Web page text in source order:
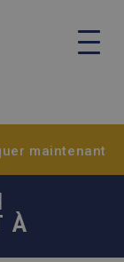
maintenant
À